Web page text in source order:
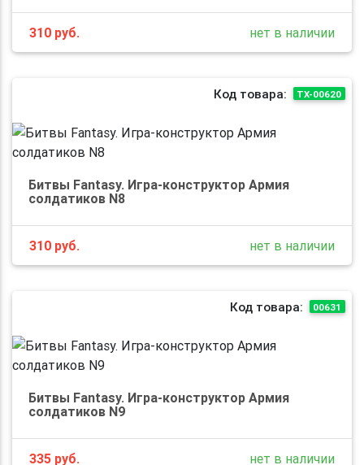
310 руб. нет в наличии
Код товара: TX-00620
Битвы Fantasy. Игра-конструктор Армия
солдатиков N8
310 руб. нет в наличии
Код товара: 00631
Битвы Fantasy. Игра-конструктор Армия
солдатиков N9
335 руб. нет в наличии